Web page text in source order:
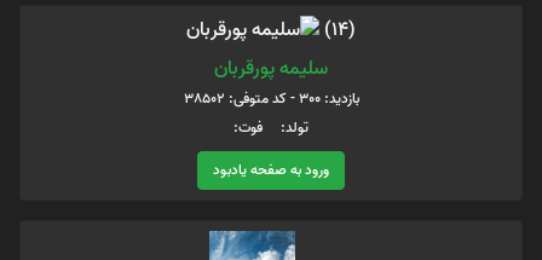
(14)
سلیمه پورقربان
بازدید: 300 - کد متوفی: 38502
تولد: فوت:
ورود به صفحه یادبود